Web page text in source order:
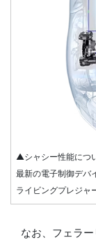
▲シャシー性能につ
最新の電子制御デバ
ライビングプレジャ
なお、フェラー